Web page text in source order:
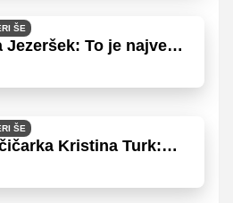
ŠE
Jezeršek: To je največja
ŠE
Kristina Turk: